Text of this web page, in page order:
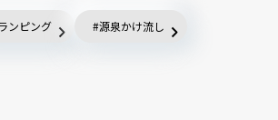
ンピング 源泉かけ流し